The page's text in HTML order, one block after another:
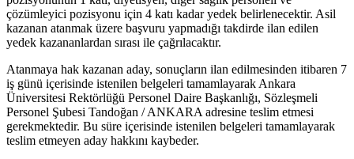
çözümleyici pozisyonu için 4 katı kadar yedek belirlenecektir. Asil
kazanan atanmak üzere başvuru yapmadığı takdirde ilan edilen
yedek kazananlardan sırası ile çağrılacaktır.
Atanmaya hak kazanan aday, sonuçların ilan edilmesinden itibaren 7
iş günü içerisinde istenilen belgeleri tamamlayarak Ankara
Üniversitesi Rektörlüğü Personel Daire Başkanlığı, Sözleşmeli
Personel Şubesi Tandoğan / ANKARA adresine teslim etmesi
gerekmektedir. Bu süre içerisinde istenilen belgeleri tamamlayarak
teslim etmeyen aday hakkını kaybeder.